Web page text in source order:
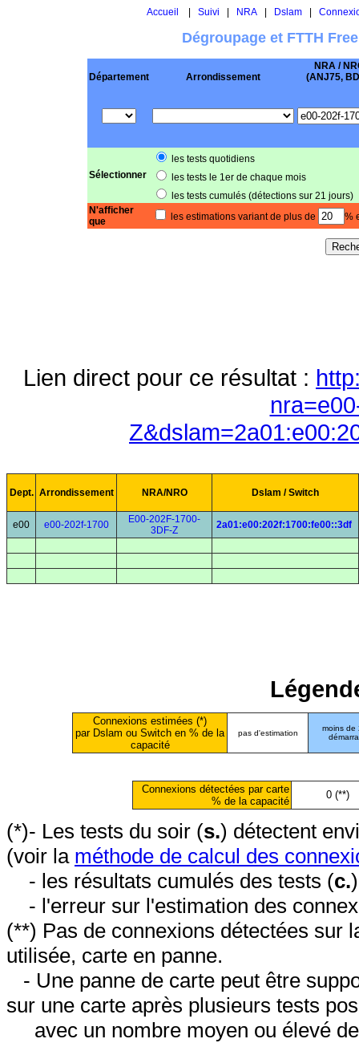
Accueil Suivi NRA| Dslam|
Dégroupage et FTTH
Département Arrondissement
NRA /
(ANJ75,
Sélectionner
les tests quotidiens
les tests le 1er de chaque mois
les tests cumulés (détections sur 21 jours)
N'afficher
que
les estimations variant de plus de %
Lien direct pour ce résultat :
Dept. Arrondissement NRA/NRO Dslam / Switch
e00 e00-202f-1700
E00-202F-1700-
3DF-Z
2a01:e00:202f:1700:fe00::3df
Connexions estimées (*)
par Dslam ou Switch en % de la
capacité
pas d'estimation
moins de
Connexions détectées par carte
% de la capacité
0 (**)
(*)- Les tests du soir (s.) détectent
(voir la méthode de calcul des
- les résultats cumulés des tests (c.
- l'erreur sur l'estimation des
(**) Pas de connexions détectées sur
utilisée, carte en panne.
- Une panne de carte peut être
sur une carte après plusieurs tests
avec un nombre moyen ou élevé